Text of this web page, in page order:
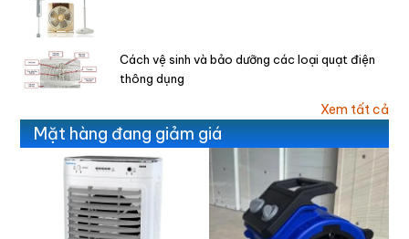
Cách vệ sinh và bảo dưỡng các loại quạt điện
thông dụng
Xem tất cả
Mặt hàng đang giảm giá